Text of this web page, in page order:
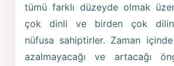
tümü farklı düzeyde olmak
çok dinli ve birden çok dilin
nüfusa sahiptirler. Zaman
azalmayacağı ve artacağı